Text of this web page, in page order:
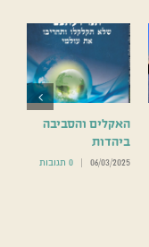
האקלים והסביבה
ביהדות
06/03/2025
| 0 תגובות